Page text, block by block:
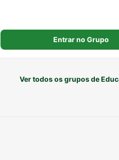
Entrar no Grupo
Ver todos os grupos de